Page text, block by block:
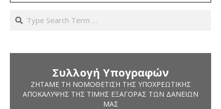
Search
Συλλογή Υπογραφών
ΖΗΤΆΜΕ ΤΗ ΝΟΜΟΘΈΤΙΣΗ ΤΗΣ ΥΠΟΧΡΕΩΤΙΚΉΣ
ΑΠΟΚΆΛΥΨΗΣ ΤΗΣ ΤΙΜΉΣ ΕΞΑΓΟΡΆΣ ΤΩΝ ΔΑΝΕΊΩΝ
ΜΑΣ